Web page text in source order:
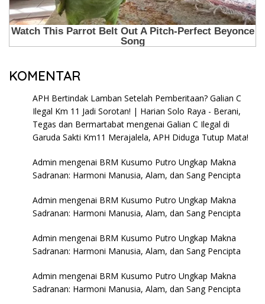
KOMENTAR
APH Bertindak Lamban Setelah Pemberitaan? Galian C
Ilegal Km 11 Jadi Sorotan! | Harian Solo Raya - Berani,
Tegas dan Bermartabat mengenai Galian C Ilegal di
Garuda Sakti Km11 Merajalela, APH Diduga Tutup Mata!
Admin mengenai BRM Kusumo Putro Ungkap Makna
Sadranan: Harmoni Manusia, Alam, dan Sang Pencipta
Admin mengenai BRM Kusumo Putro Ungkap Makna
Sadranan: Harmoni Manusia, Alam, dan Sang Pencipta
Admin mengenai BRM Kusumo Putro Ungkap Makna
Sadranan: Harmoni Manusia, Alam, dan Sang Pencipta
Admin mengenai BRM Kusumo Putro Ungkap Makna
Sadranan: Harmoni Manusia, Alam, dan Sang Pencipta